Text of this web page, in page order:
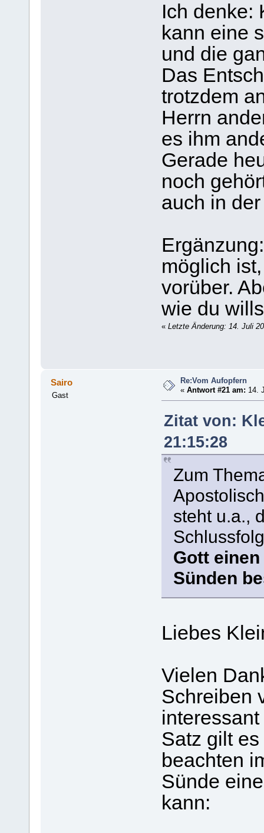
Ich denke:
kann eine
und die
Das
trotzdem
Herrn
es ihm
Gerade
noch
auch in
möglich
vorüber.
wie du
« Letzte Änderung: 14. Juli
Sairo
Gast
Re:Vom Aufopfern
«Antwort #21 am: 14.
Zitat von:
21:15:28
Zum
steht u.a.,
Gott
Sünden
Liebes
Vielen
Schreiben
Satz gilt
beachten
Sünde
kann: